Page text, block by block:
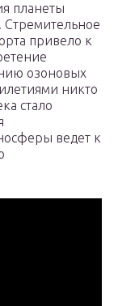
планеты
Стремительное
привело к
озоновых
никто
стало
ведет к